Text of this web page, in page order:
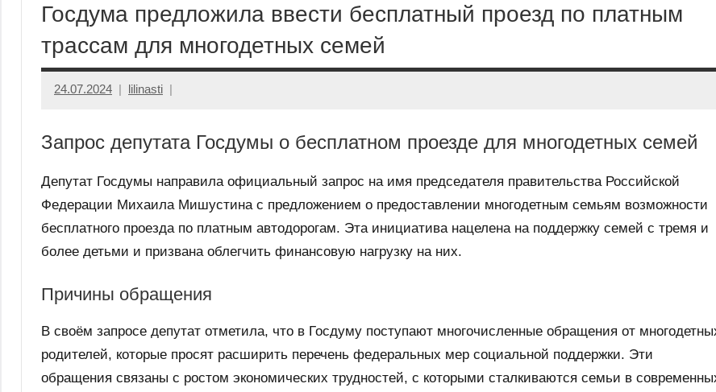
Госдума предложила ввести бесплатный проезд по платным
трассам для многодетных семей
24.07.2024 lilinasti
Запрос депутата Госдумы о бесплатном проезде для многодетных семей
Депутат Госдумы направила официальный запрос на имя председателя правительства Российской
Федерации Михаила Мишустина с предложением о предоставлении многодетным семьям возможности
бесплатного проезда по платным автодорогам. Эта инициатива нацелена на поддержку семей с тремя и
более детьми и призвана облегчить финансовую нагрузку на них.
Причины обращения
В своём запросе депутат отметила, что в Госдуму поступают многочисленные обращения от
родителей, которые просят расширить перечень федеральных мер социальной поддержки. Эти
обращения связаны с ростом экономических трудностей, с которыми сталкиваются семьи в